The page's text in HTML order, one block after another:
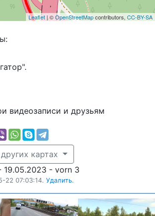
Leaflet | ©OpenStreetMapcontributors, CC-BY-SA
видеозаписи и друзьям
картах
19.05.2023 - vorn 3
22 07:03:14. Удалить.